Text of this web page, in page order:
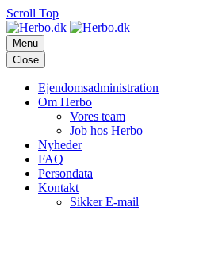
Scroll Top
Menu
Close
Ejendomsadministration
Om Herbo
Vores team
Job hos Herbo
Nyheder
FAQ
Persondata
Kontakt
Sikker E-mail